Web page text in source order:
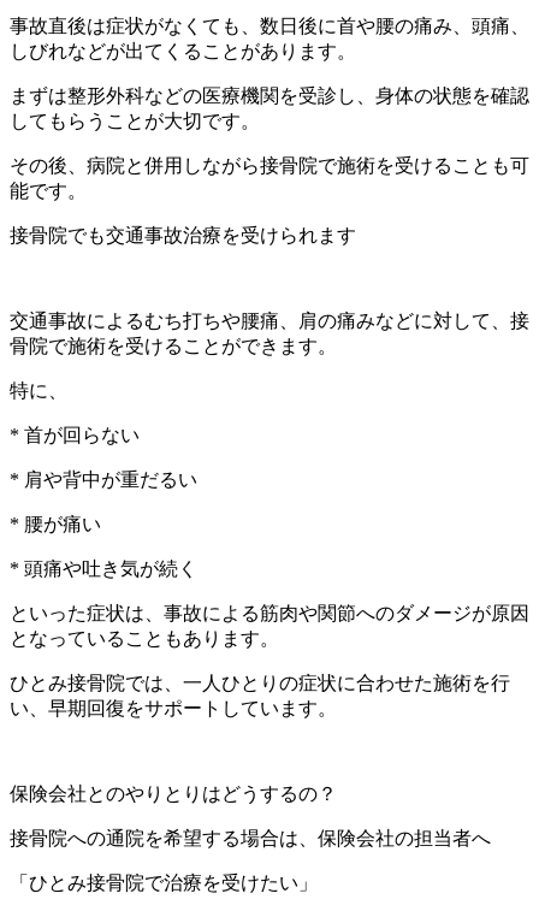
事故直後は症状がなくても、数日後に首や腰の痛み、頭痛、
しびれなどが出てくることがあります。
まずは整形外科などの医療機関を受診し、身体の状態を確認
してもらうことが大切です。
その後、病院と併用しながら接骨院で施術を受けることも可
能です。
接骨院でも交通事故治療を受けられます
交通事故によるむち打ちや腰痛、肩の痛みなどに対して、接
骨院で施術を受けることができます。
特に、
* 首が回らない
* 肩や背中が重だるい
* 腰が痛い
* 頭痛や吐き気が続く
といった症状は、事故による筋肉や関節へのダメージが原因
となっていることもあります。
ひとみ接骨院では、一人ひとりの症状に合わせた施術を行
い、早期回復をサポートしています。
保険会社とのやりとりはどうするの？
接骨院への通院を希望する場合は、保険会社の担当者へ
「ひとみ接骨院で治療を受けたい」